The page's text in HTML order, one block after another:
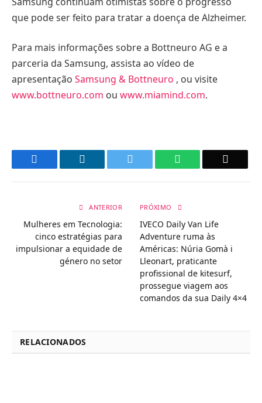
que pode ser feito para tratar a doença de Alzheimer.
Para mais informações sobre a Bottneuro AG e a
parceria da Samsung, assista ao vídeo de
apresentação Samsung & Bottneuro , ou visite
www.bottneuro.com ou www.miamind.com.
WhatsApp
ANTERIOR
Mulheres em Tecnologia:
cinco estratégias para
impulsionar a equidade de
género no setor
PRÓXIMO
IVECO Daily Van Life
Adventure ruma às
Américas: Núria Gomà i
Lleonart, praticante
profissional de kitesurf,
prossegue viagem aos
comandos da sua Daily 4×4
RELACIONADOS